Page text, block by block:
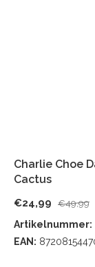
Charlie Choe
Cactus
€24,99 €49,99
Artikelnummer:
EAN: